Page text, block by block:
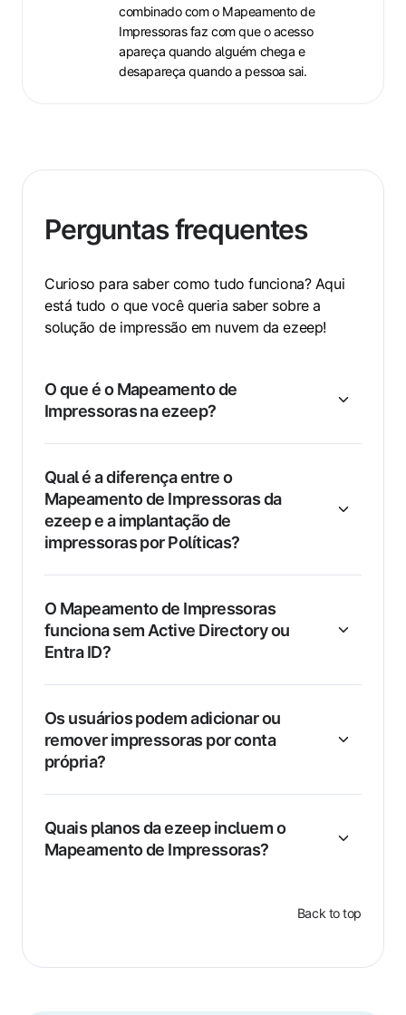
combinado com o Mapeamento de
Impressoras faz com que o acesso
apareça quando alguém chega e
desapareça quando a pessoa sai.
Perguntas frequentes
Curioso para saber como tudo funciona? Aqui
está tudo o que você queria saber sobre a
solução de impressão em nuvem da ezeep!
O que é o Mapeamento de
Impressoras na ezeep?
Qual é a diferença entre o
Mapeamento de Impressoras da
ezeep e a implantação de
impressoras por Políticas?
O Mapeamento de Impressoras
funciona sem Active Directory ou
Entra ID?
Os usuários podem adicionar ou
remover impressoras por conta
própria?
Quais planos da ezeep incluem o
Mapeamento de Impressoras?
Back to top